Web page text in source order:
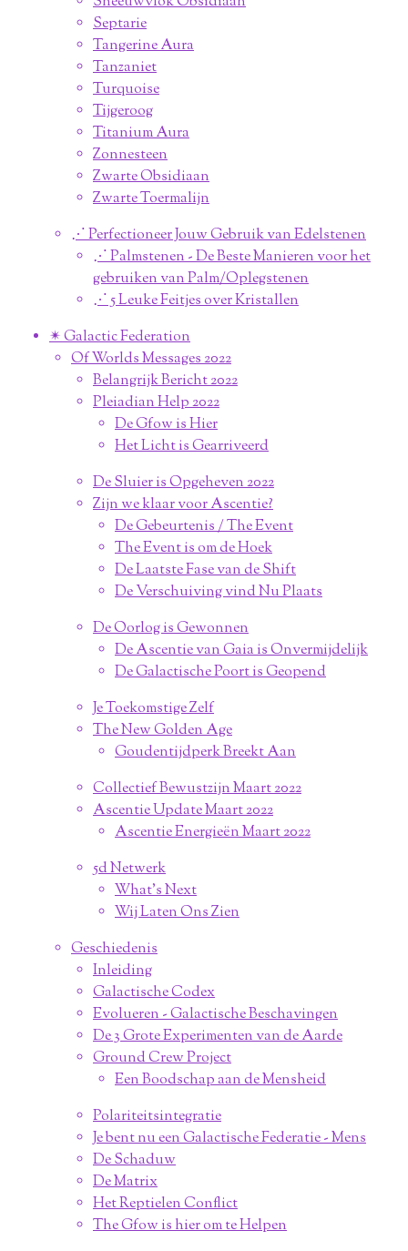
Septarie
Tangerine Aura
Tanzaniet
Turquoise
Tijgeroog
Titanium Aura
Zonnesteen
Zwarte Obsidiaan
Zwarte Toermalijn
⋰ Perfectioneer Jouw Gebruik van Edelstenen
⋰ Palmstenen - De Beste Manieren voor het
gebruiken van Palm/Oplegstenen
⋰ 5 Leuke Feitjes over Kristallen
✴︎ Galactic Federation
Of Worlds Messages 2022
Belangrijk Bericht 2022
Pleiadian Help 2022
De Gfow is Hier
Het Licht is Gearriveerd
De Sluier is Opgeheven 2022
Zijn we klaar voor Ascentie?
De Gebeurtenis / The Event
The Event is om de Hoek
De Laatste Fase van de Shift
De Verschuiving vind Nu Plaats
De Oorlog is Gewonnen
De Ascentie van Gaia is Onvermijdelijk
De Galactische Poort is Geopend
Je Toekomstige Zelf
The New Golden Age
Goudentijdperk Breekt Aan
Collectief Bewustzijn Maart 2022
Ascentie Update Maart 2022
Ascentie Energieën Maart 2022
5d Netwerk
What's Next
Wij Laten Ons Zien
Geschiedenis
Inleiding
Galactische Codex
Evolueren - Galactische Beschavingen
De 3 Grote Experimenten van de Aarde
Ground Crew Project
Een Boodschap aan de Mensheid
Polariteitsintegratie
Je bent nu een Galactische Federatie - Mens
De Schaduw
De Matrix
Het Reptielen Conflict
The Gfow is hier om te Helpen